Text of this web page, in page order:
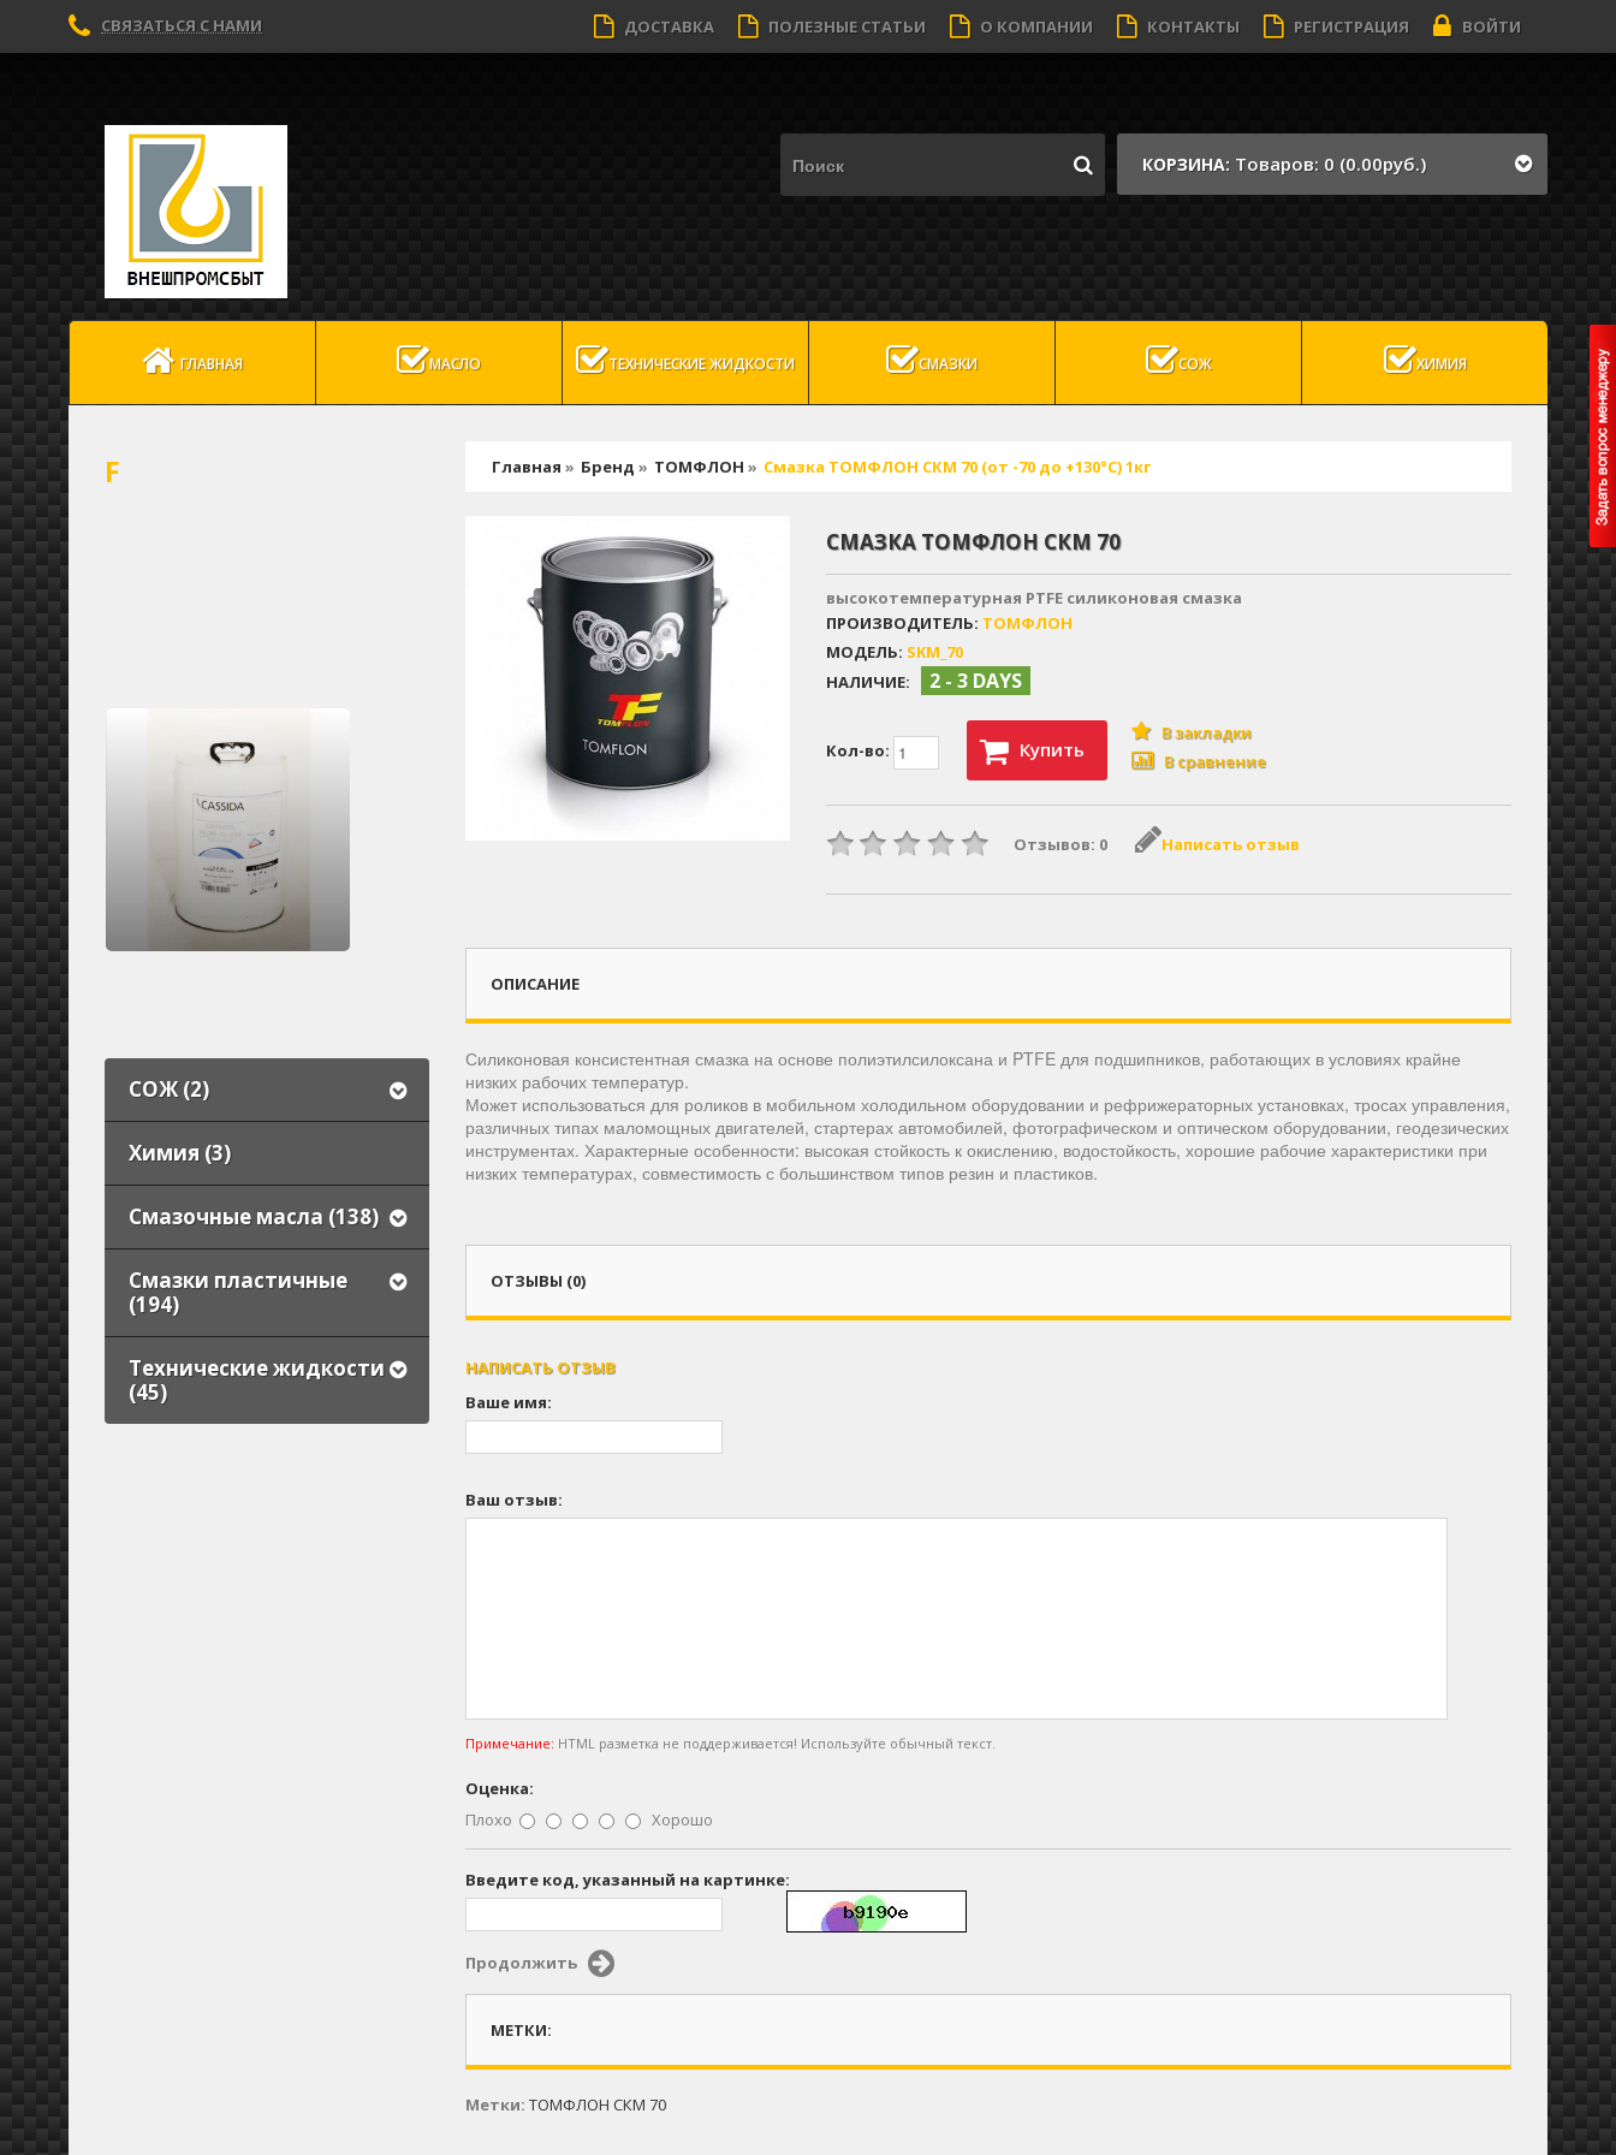
СВЯЗАТЬСЯ С НАМИ ДОСТАВКА ПОЛЕЗНЫЕ СТАТЬИ О КОМПАНИИ КОНТАКТЫ РЕГИСТРАЦИЯ ВОЙТИ
КОРЗИНА: Товаров: 0 (0.00руб.)
ГЛАВНАЯ МАСЛО ТЕХНИЧЕСКИЕ ЖИДКОСТИ СМАЗКИ СОЖ ХИМИЯ
Главная » Бренд » ТОМФЛОН » Смазка ТОМФЛОН СКМ 70 (от -70 до +130°C) 1кг
СМАЗКА ТОМФЛОН СКМ 70
высокотемпературная PTFE силиконовая смазка
ПРОИЗВОДИТЕЛЬ: ТОМФЛОН
МОДЕЛЬ: SKM_70
НАЛИЧИЕ:
2 - 3 DAYS
Кол-во: Купить
В закладки
В сравнение
Отзывов: 0 Написать отзыв
ОПИСАНИЕ
Силиконовая консистентная смазка на основе полиэтилсилоксана и PTFE для подшипников, работающих в условиях крайне
низких рабочих температур.
Может использоваться для роликов в мобильном холодильном оборудовании и рефрижераторных установках, тросах управления,
различных типах маломощных двигателей, стартерах автомобилей, фотографическом и оптическом оборудовании, геодезических
инструментах. Характерные особенности: высокая стойкость к окислению, водостойкость, хорошие рабочие характеристики при
низких температурах, совместимость с большинством типов резин и пластиков.
ОТЗЫВЫ (0)
НАПИСАТЬ ОТЗЫВ
Ваше имя:
Ваш отзыв:
Примечание: HTML разметка не поддерживается! Используйте обычный текст.
Оценка:
Плохо
Хорошо
Введите код, указанный на картинке:
Продолжить
МЕТКИ:
Метки: ТОМФЛОН СКМ 70
F
СОЖ (2)
Химия (3)
Смазочные масла (138)
Смазки пластичные
(194)
Технические жидкости
(45)